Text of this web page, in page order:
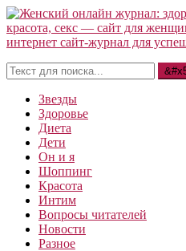
Звезды
Здоровье
Диета
Дети
Он и я
Шоппинг
Красота
Интим
Вопросы читателей
Новости
Разное